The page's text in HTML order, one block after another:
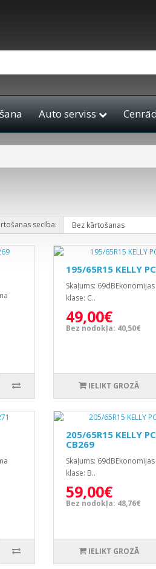
Auto serviss
secība:
195/65R15 KELLY
Skaļums:
klase: C..
49,00€
Bez nodokļa: 40,50€
IELIKT GROZĀ
205/65R15 KELLY
CB269
Skaļums:
klase: B..
59,00€
Bez nodokļa: 48,76€
IELIKT GROZĀ